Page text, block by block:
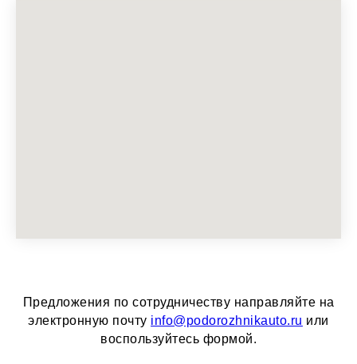
Предложения по сотрудничеству направляйте на
электронную почту info@podorozhnikauto.ru или
воспользуйтесь формой.